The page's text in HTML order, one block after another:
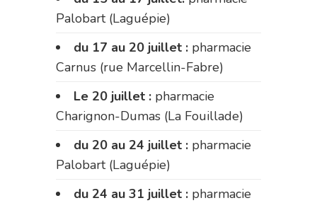
Palobart (Laguépie)
du 17 au 20 juillet : pharmacie
Carnus (rue Marcellin-Fabre)
Le 20 juillet : pharmacie
Charignon-Dumas (La Fouillade)
du 20 au 24 juillet : pharmacie
Palobart (Laguépie)
du 24 au 31 juillet : pharmacie